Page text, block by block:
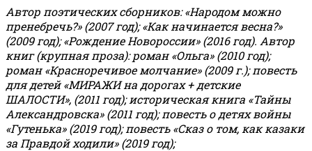
Автор поэтических сборников: «Народом можно
пренебречь?» (2007 год); «Как начинается весна?»
(2009 год); «Рождение Новороссии» (2016 год). Автор
книг (крупная проза): роман «Ольга» (2010 год);
роман «Красноречивое молчание» (2009 г.); повесть
для детей «МИРАЖИ на дорогах + детские
ШАЛОСТИ», (2011 год); историческая книга «Тайны
Александровска» (2011 год); повесть о детях войны
«Гутенька» (2019 год); повесть «Сказ о том, как казаки
за Правдой ходили» (2019 год);